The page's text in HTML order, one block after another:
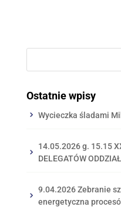
Ostatnie wpisy
Wycieczka śladami
14.05.2026 g. 15.15
DELEGATÓW
9.04.2026 Zebranie
energetyczna